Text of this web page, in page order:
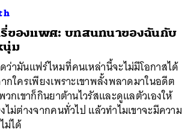
รี่ของแพศ: บทสนทนาของฉันกับ
นุ่ม
ามันแฟร์ไหมที่คนเหล่านี้จะไม่มีโอกาสได้
กใครเพียงเพราะเขาพลั้งพลาดมาในอดีต
วกเขาก็กินยาต้านไวรัสและดูแลตัวเองให้
ไม่ต่างจากคนทั่วไป แล้วทำไมเขาจะมีความ
ม่ได้